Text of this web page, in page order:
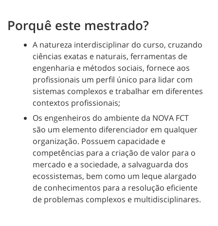
Porquê este mestrado?
A natureza interdisciplinar do curso, cruzando
ciências exatas e naturais, ferramentas de
engenharia e métodos sociais, fornece aos
profissionais um perfil único para lidar com
sistemas complexos e trabalhar em diferentes
contextos profissionais;
Os engenheiros do ambiente da NOVA FCT
são um elemento diferenciador em qualquer
organização. Possuem capacidade e
competências para a criação de valor para o
mercado e a sociedade, a salvaguarda dos
ecossistemas, bem como um leque alargado
de conhecimentos para a resolução eficiente
de problemas complexos e multidisciplinares.